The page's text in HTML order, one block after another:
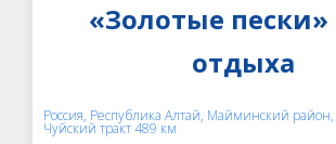
«Золотые пески»
отдыха
Россия, Республика Алтай, Майминский
Чуйский тракт 489 км